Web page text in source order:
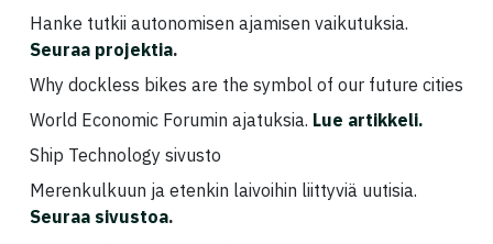
Hanke tutkii autonomisen ajamisen vaikutuksia.
Seuraa projektia.
Why dockless bikes are the symbol of our future cities
World Economic Forumin ajatuksia. Lue artikkeli.
Ship Technology sivusto
Merenkulkuun ja etenkin laivoihin liittyviä uutisia.
Seuraa sivustoa.